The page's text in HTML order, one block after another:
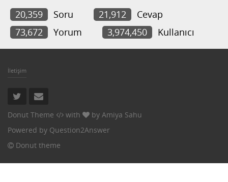
20,359 Soru 21,912
Cevap
73,672
Yorum 3,974,450 Kullanıcı
İletişim
Donut Theme with by Amiya Sahu
Powered by Question2Answer
Donut theme